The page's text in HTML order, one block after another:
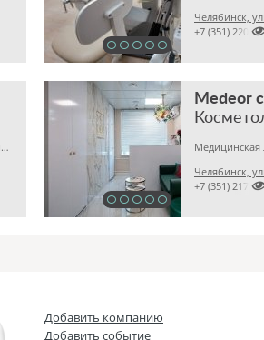
Челябинск,
+7 (351)
Медицинская лаборатория, Гинекология, Медицинский центр
Medeor
Челябинск,
+7 (351)
Добавить компанию
Добавить событие